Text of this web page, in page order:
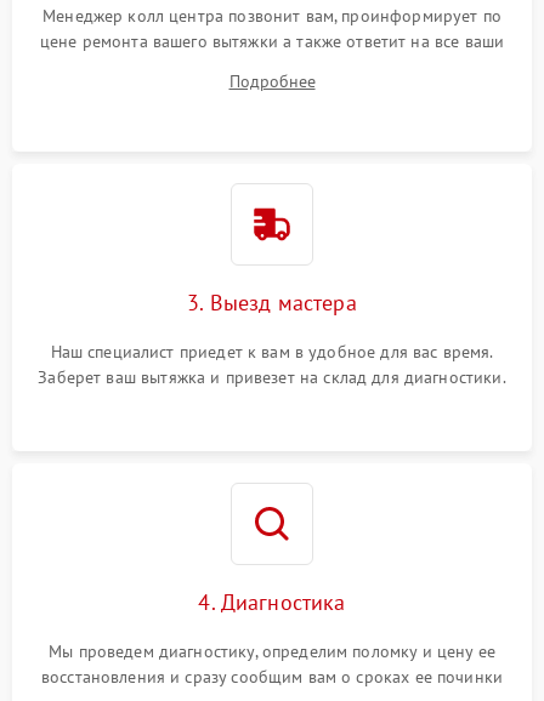
Менеджер колл центра позвонит вам, проинформирует по
цене ремонта вашего вытяжки а также ответит на все ваши
Подробнее
3. Выезд мастера
Наш специалист приедет к вам в удобное для вас время.
Заберет ваш вытяжка и привезет на склад для диагностики.
4. Диагностика
Мы проведем диагностику, определим поломку и цену ее
восстановления и сразу сообщим вам о сроках ее починки